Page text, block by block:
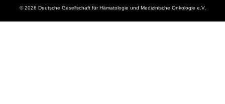
© 2026 Deutsche Gesellschaft für Hämatologie und Medizinische Onkologie e.V.